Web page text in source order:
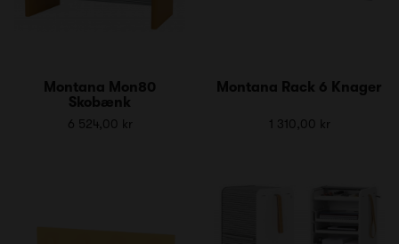
Montana Mon80
Skobænk
6 524,00 kr
Montana Rack 6 Knager
1 310,00 kr